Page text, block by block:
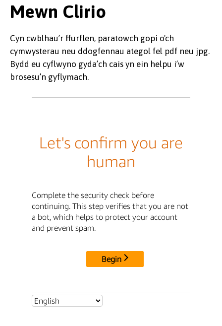
Mewn Clirio
Cyn cwblhau’r ffurflen, paratowch gopi o'ch
cymwysterau neu ddogfennau ategol fel pdf neu jpg.
Bydd eu cyflwyno gyda’ch cais yn ein helpu i’w
brosesu’n gyflymach.